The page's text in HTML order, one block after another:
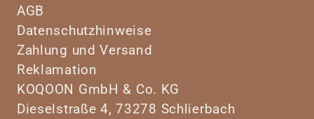
AGB
Datenschutzhinweise
Zahlung und Versand
Reklamation
KOQOON GmbH & Co. KG
Dieselstraße 4, 73278 Schlierbach